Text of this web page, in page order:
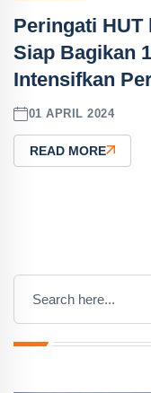
Peringati HUT
Siap Bagikan
Intensifkan
01 APRIL 2024
READ MORE